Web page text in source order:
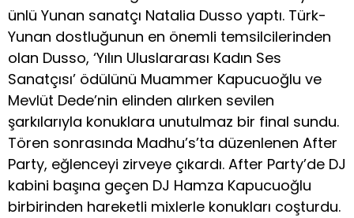
ünlü Yunan sanatçı Natalia Dusso yaptı. Türk-
Yunan dostluğunun en önemli temsilcilerinden
olan Dusso, ‘Yılın Uluslararası Kadın Ses
Sanatçısı’ ödülünü Muammer Kapucuoğlu ve
Mevlüt Dede’nin elinden alırken sevilen
şarkılarıyla konuklara unutulmaz bir final sundu.
Tören sonrasında Madhu’s’ta düzenlenen After
Party, eğlenceyi zirveye çıkardı. After Party’de DJ
kabini başına geçen DJ Hamza Kapucuoğlu
birbirinden hareketli mixlerle konukları coşturdu.